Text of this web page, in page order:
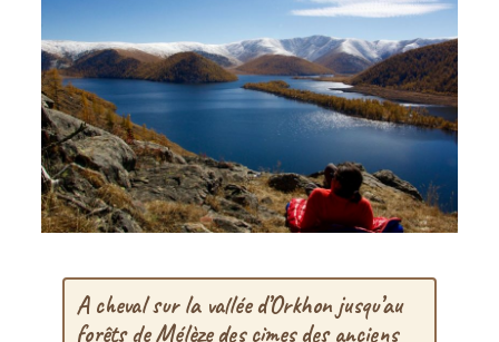
A cheval sur la vallée d’Orkhon jusqu’au
forêts de Mélèze des cimes des anciens